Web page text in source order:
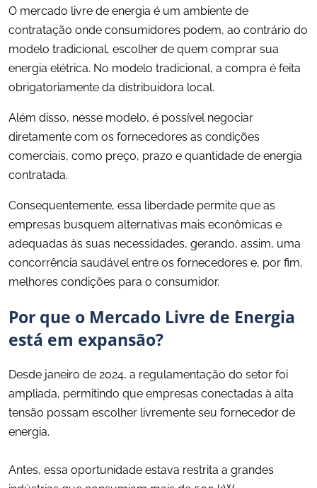
O mercado livre de energia é um ambiente de
contratação onde consumidores podem, ao contrário do
modelo tradicional, escolher de quem comprar sua
energia elétrica. No modelo tradicional, a compra é feita
obrigatoriamente da distribuidora local.
Além disso, nesse modelo, é possível negociar
diretamente com os fornecedores as condições
comerciais, como preço, prazo e quantidade de energia
contratada.
Consequentemente, essa liberdade permite que as
empresas busquem alternativas mais econômicas e
adequadas às suas necessidades, gerando, assim, uma
concorrência saudável entre os fornecedores e, por fim,
melhores condições para o consumidor.
Por que o Mercado Livre de Energia
está em expansão?
Desde janeiro de 2024, a regulamentação do setor foi
ampliada, permitindo que empresas conectadas à alta
tensão possam escolher livremente seu fornecedor de
energia.
Antes, essa oportunidade estava restrita a grandes